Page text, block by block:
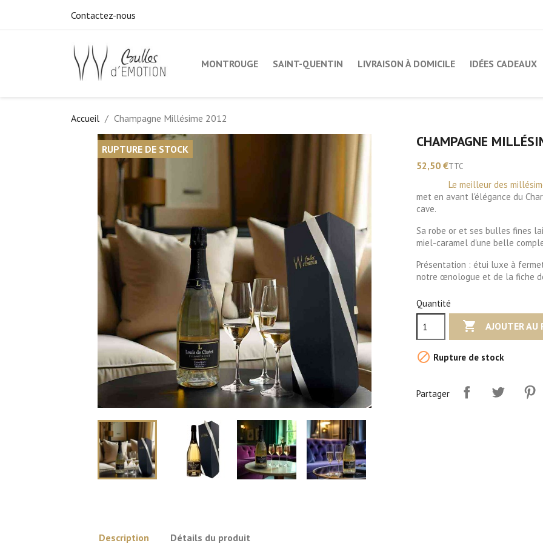
Contactez-nous
MONTROUGE SAINT-QUENTIN LIVRAISON À DOMICILE IDÉES CADEAUX
Accueil Champagne Millésime 2012
RUPTURE DE STOCK CHAMPAGNE
52,50 €TTC
Le meilleur des
met en avant l'élégance du
cave.
Sa robe or et ses bulles fines
miel-caramel d'une belle
Présentation : étui luxe à
notre œnologue et de la fiche
Quantité
 AJOUTER AU
 Rupture de stock
Partager
Description Détails du produit